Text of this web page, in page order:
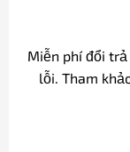
Miễn phí đổi
lỗi. Tham